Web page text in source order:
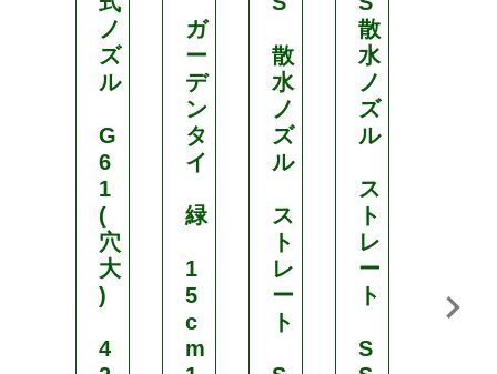
ノ
ズ
ル
G
6
1
(
穴
大
)
4
ガ
ー
デ
ン
タ
イ
緑
1
5
c
m
散
水
ノ
ズ
ル
ス
ト
レ
ー
ト
散
水
ノ
ズ
ル
ス
ト
レ
ー
ト
S
7